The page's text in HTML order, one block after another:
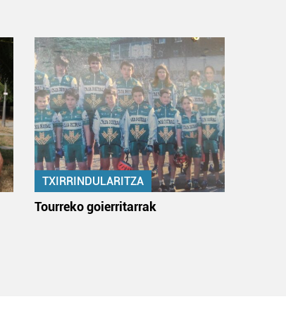
TXIRRINDULARITZA
Tourreko goierritarrak